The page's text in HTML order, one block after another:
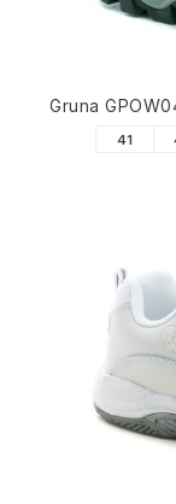
Gruna
41